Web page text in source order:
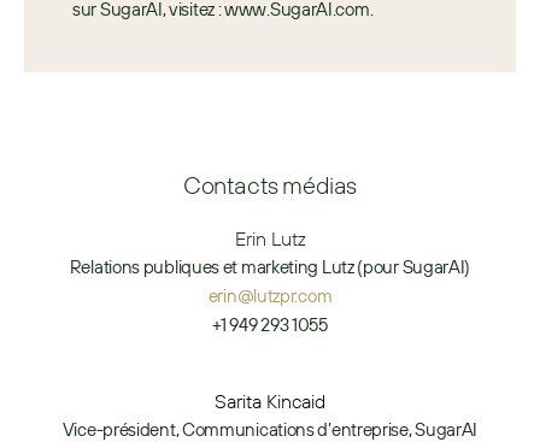
sur SugarAI, visitez : www.SugarAI.com.
Contacts médias
Erin Lutz
Relations publiques et marketing Lutz (pour SugarAI)
erin@lutzpr.com
+1 949 293 1055
Sarita Kincaid
Vice-président, Communications d’entreprise, SugarAI